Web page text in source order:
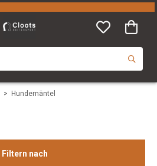
> Hundemäntel
Filtern nach